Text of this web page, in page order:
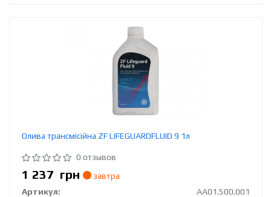
Олива трансмісійна ZF LIFEGUARDFLUID 9 1л
0 отзывов
1 237 грн
завтра
Артикул:
AA01.500.001